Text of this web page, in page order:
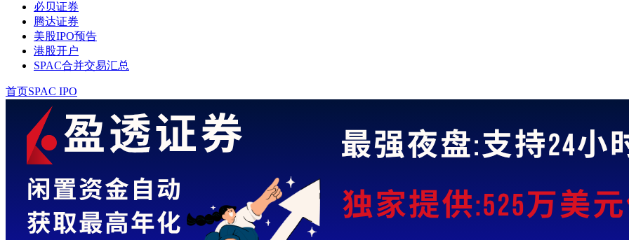
必贝证券
腾达证券
美股IPO预告
港股开户
SPAC合并交易汇总
首页SPAC IPO